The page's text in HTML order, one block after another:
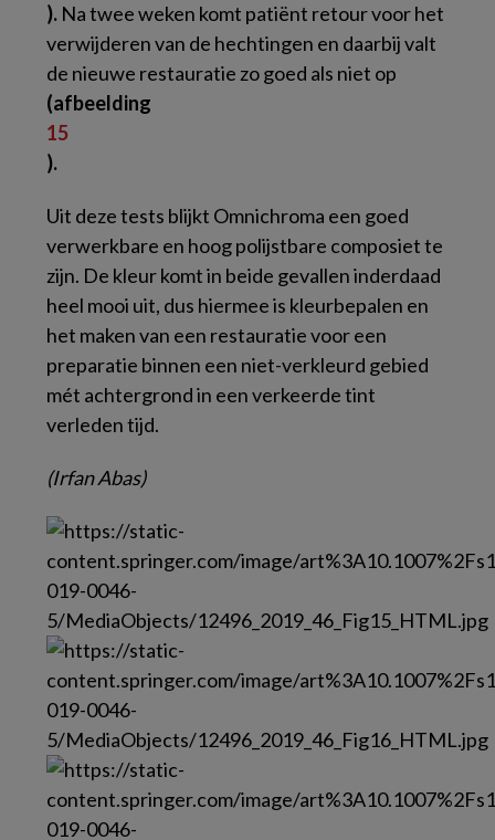
). Na twee weken komt patiënt retour voor het
verwijderen van de hechtingen en daarbij valt
de nieuwe restauratie zo goed als niet op
(afbeelding
15
).
Uit deze tests blijkt Omnichroma een goed
verwerkbare en hoog polijstbare composiet te
zijn. De kleur komt in beide gevallen inderdaad
heel mooi uit, dus hiermee is kleurbepalen en
het maken van een restauratie voor een
preparatie binnen een niet-verkleurd gebied
mét achtergrond in een verkeerde tint
verleden tijd.
(Irfan Abas)